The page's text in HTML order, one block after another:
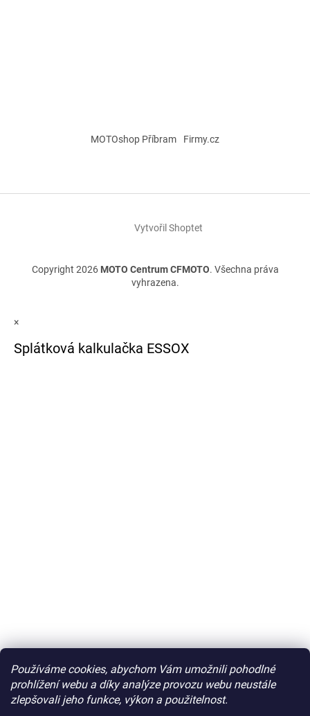
Používáme cookies, abychom Vám umožnili pohodlné
prohlížení webu a díky analýze provozu webu neustále
zlepšovali jeho funkce, výkon a použitelnost.
MOTOshop Příbram Firmy.cz
Vytvořil Shoptet
Copyright 2026 MOTO Centrum CFMOTO. Všechna práva
vyhrazena.
×
Splátková kalkulačka ESSOX